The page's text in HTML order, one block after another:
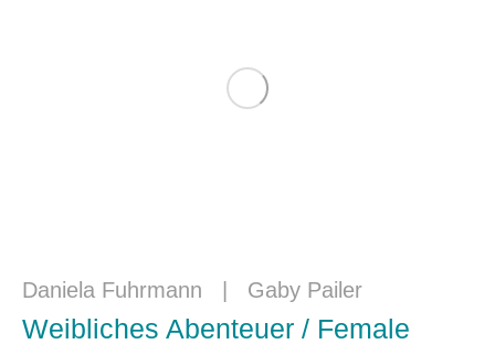
Daniela Fuhrmann Gaby Pailer
Weibliches Abenteuer / Female